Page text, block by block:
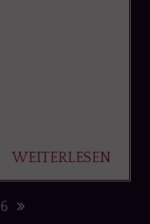
WEITERLESEN
6